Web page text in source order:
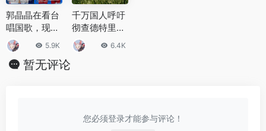
郭晶晶在看台
唱国歌，现场
见证中国队夺
冠，网友感慨
5.9K
千万国人呼吁
彻查德特里克
堡！服务器遭
美国IP攻击，
6.4K
暂无评论
您必须登录才能参与评论！